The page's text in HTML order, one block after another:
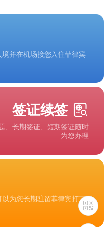
并在机场接您入住菲律宾
签证续签
、长期签证、短期签证随时
为您办理
为您长期驻留菲律宾打下